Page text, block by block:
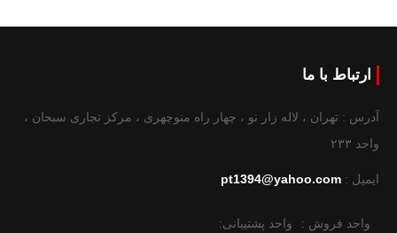
ارتباط با ما
آدرس : تهران ، لاله زار نو ، چهار راه منوچهری ، مرکز تجاری سبحان ،
واحد ۲۳۳
ایمیل : pt1394@yahoo.com
واحد فروش : واحد پشتیبانی: